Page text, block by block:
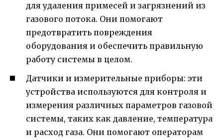
для удаления примесей и загрязнений из
газового потока. Они помогают
предотвратить повреждения
оборудования и обеспечить правильную
работу системы в целом.
Датчики и измерительные приборы: эти
устройства используются для контроля и
измерения различных параметров газовой
системы, таких как давление, температура
и расход газа. Они помогают операторам